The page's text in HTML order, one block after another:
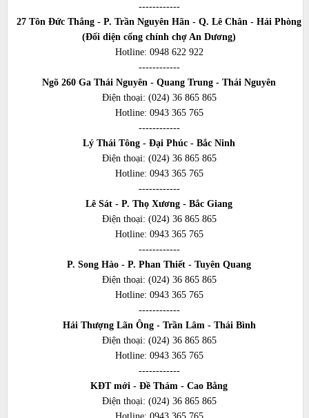
------------
27 Tôn Đức Thắng - P. Trần Nguyên Hãn - Q. Lê Chân - Hải Phòng
(Đối diện cổng chính chợ An Dương)
Hotline: 0948 622 922
------------
Ngõ 260 Ga Thái Nguyên - Quang Trung - Thái Nguyên
Điện thoại: (024) 36 865 865
Hotline: 0943 365 765
------------
Lý Thái Tông - Đại Phúc - Bắc Ninh
Điện thoại: (024) 36 865 865
Hotline: 0943 365 765
------------
Lê Sát - P. Thọ Xương - Bắc Giang
Điện thoại: (024) 36 865 865
Hotline: 0943 365 765
------------
P. Song Hào - P. Phan Thiết - Tuyên Quang
Điện thoại: (024) 36 865 865
Hotline: 0943 365 765
------------
Hải Thượng Lãn Ông - Trần Lâm - Thái Bình
Điện thoại: (024) 36 865 865
Hotline: 0943 365 765
------------
KĐT mới - Đề Thám - Cao Bằng
Điện thoại: (024) 36 865 865